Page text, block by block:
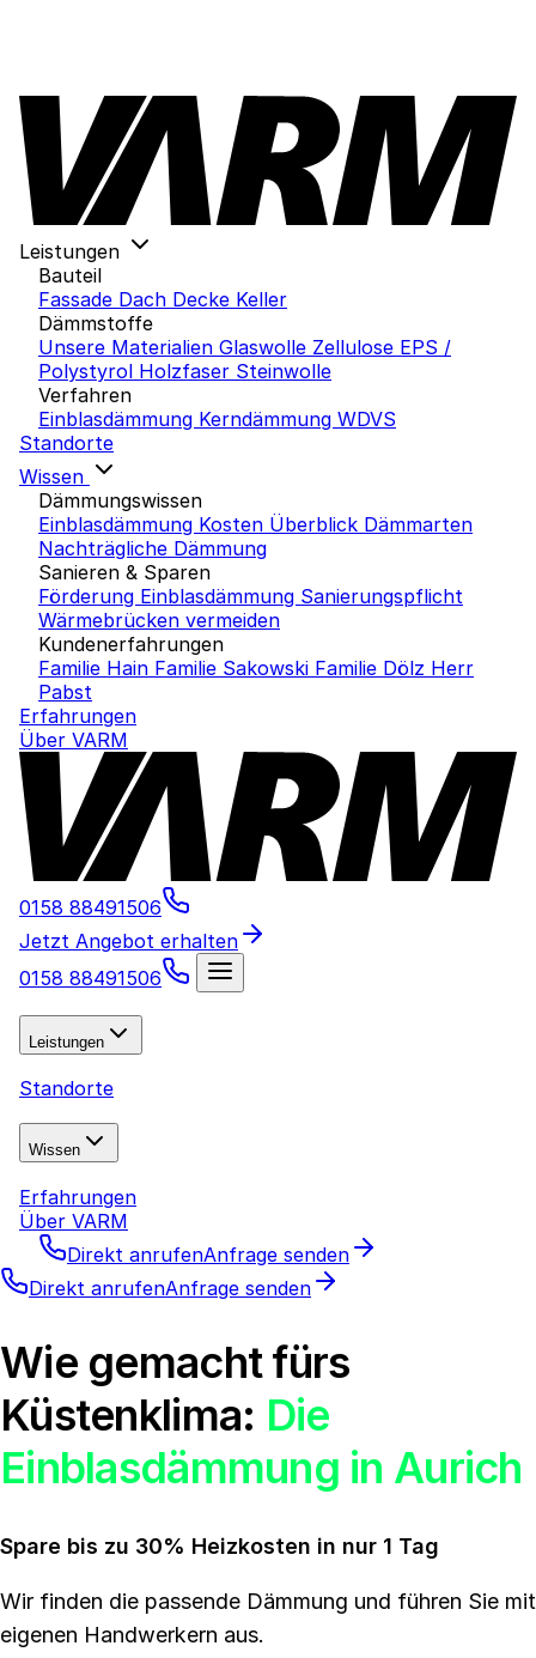
Leistungen
Bauteil
Fassade Dach Decke Keller
Dämmstoffe
Unsere Materialien Glaswolle Zellulose EPS /
Polystyrol Holzfaser Steinwolle
Verfahren
Einblasdämmung Kerndämmung WDVS
Standorte
Wissen
Dämmungswissen
Einblasdämmung Kosten Überblick Dämmarten
Nachträgliche Dämmung
Sanieren & Sparen
Förderung Einblasdämmung Sanierungspflicht
Wärmebrücken vermeiden
Kundenerfahrungen
Familie Hain Familie Sakowski Familie Dölz Herr
Pabst
Erfahrungen
Über VARM
0158 88491506
Jetzt Angebot erhalten
0158 88491506
Leistungen
Standorte
Wissen
Erfahrungen
Über VARM
Direkt anrufenAnfrage senden
Direkt anrufenAnfrage senden
Wie gemacht fürs
Küstenklima: Die
Einblasdämmung in Aurich
Spare bis zu 30% Heizkosten in nur 1 Tag
Wir finden die passende Dämmung und führen Sie mit
eigenen Handwerkern aus.